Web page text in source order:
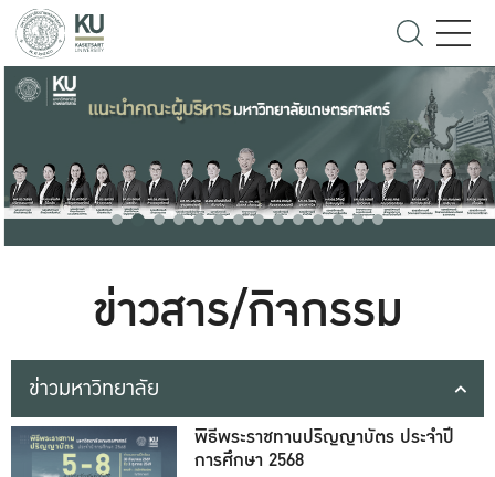
ข่าวสาร/กิจกรรม
ข่าวมหาวิทยาลัย
พิธีพระราชทานปริญญาบัตร ประจำปี
การศึกษา 2568